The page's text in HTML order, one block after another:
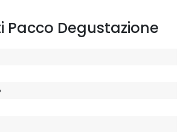
Pacco Degustazione